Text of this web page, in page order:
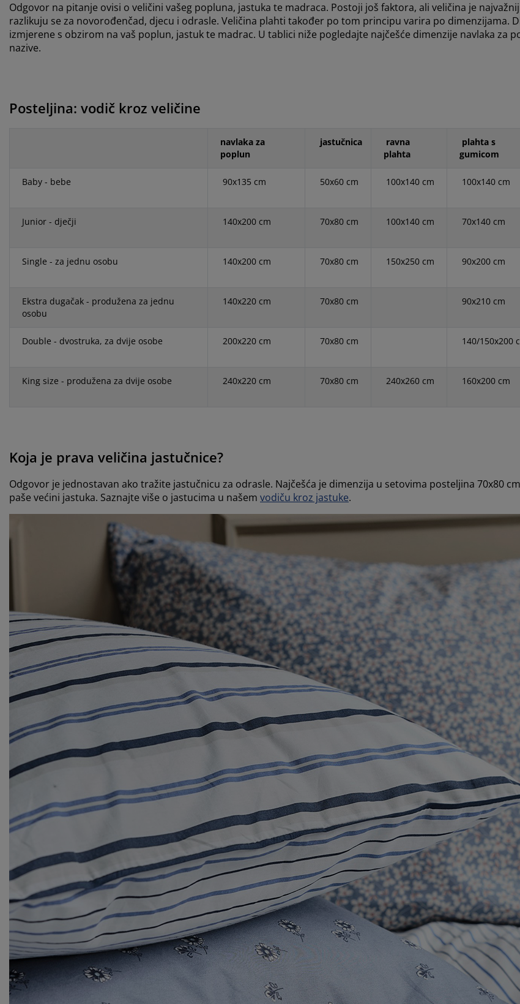
Odgovor na pitanje ovisi o veličini vašeg popluna, jastuka te madraca. Postoji još faktora, ali veličina je
razlikuju se za novorođenčad, djecu i odrasle. Veličina plahti također po tom principu varira po dimenzijama.
izmjerene s obzirom na vaš poplun, jastuk te madrac. U tablici niže pogledajte najčešće dimenzije navlaka za
nazive.
Posteljina: vodič kroz veličine
navlaka za
poplun
jastučnica
ravna
plahta
plahta s
gumicom
Baby - bebe 90x135 cm 50x60 cm 100x140 cm 100x140 cm
Junior - dječji 140x200 cm 70x80 cm 100x140 cm 70x140 cm
Single - za jednu osobu 140x200 cm 70x80 cm 150x250 cm 90x200 cm
Ekstra dugačak - produžena za jednu
osobu
140x220 cm 70x80 cm 90x210 cm
Double - dvostruka, za dvije osobe 200x220 cm 70x80 cm 140/150x200
King size - produžena za dvije osobe 240x220 cm 70x80 cm 240x260 cm 160x200 cm
Koja je prava veličina jastučnice?
Odgovor je jednostavan ako tražite jastučnicu za odrasle. Najčešća je dimenzija u setovima posteljina 70x80
paše većini jastuka. Saznajte više o jastucima u našem vodiču kroz jastuke.